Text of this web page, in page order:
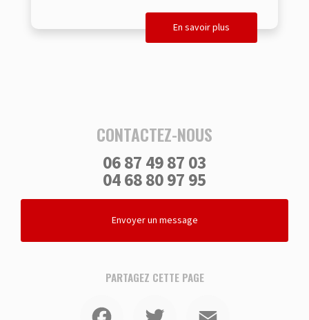
En savoir plus
CONTACTEZ-NOUS
06 87 49 87 03
04 68 80 97 95
Envoyer un message
PARTAGEZ CETTE PAGE